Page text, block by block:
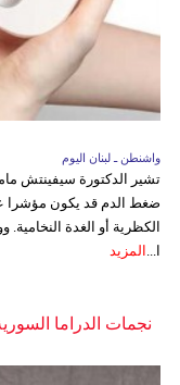
واشنطن ـ لبنان اليوم
تشير الدكتورة سيفينتش
ضغط الدم قد يكون مؤشرا
الكظرية أو الغدة النخامية.
ا... المزيد
نجمات الدراما